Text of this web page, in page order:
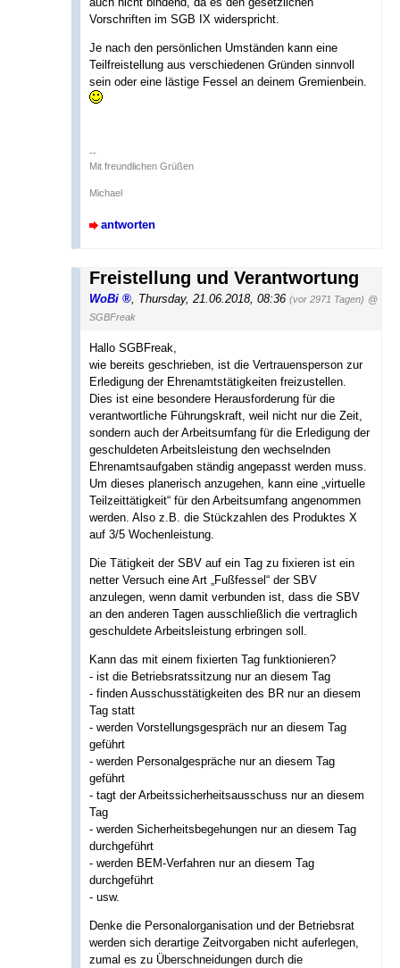
Vorschriften im SGB IX widerspricht.
Je nach den persönlichen Umständen kann eine
Teilfreistellung aus verschiedenen Gründen sinnvoll
sein oder eine lästige Fessel an deinem Gremienbein.
--
Mit freundlichen Grüßen
Michael
antworten
Freistellung und Verantwortung
WoBi Thursday, 21.06.2018, 08:36 (vor 2971 Tagen) @
SGBFreak
Hallo SGBFreak,
wie bereits geschrieben, ist die Vertrauensperson zur
Erledigung der Ehrenamtstätigkeiten freizustellen.
Dies ist eine besondere Herausforderung für die
verantwortliche Führungskraft, weil nicht nur die Zeit,
sondern auch der Arbeitsumfang für die Erledigung der
geschuldeten Arbeitsleistung den wechselnden
Ehrenamtsaufgaben ständig angepasst werden muss.
Um dieses planerisch anzugehen, kann eine „virtuelle
Teilzeittätigkeit“ für den Arbeitsumfang angenommen
werden. Also z.B. die Stückzahlen des Produktes X
auf 3/5 Wochenleistung.
Die Tätigkeit der SBV auf ein Tag zu fixieren ist ein
netter Versuch eine Art „Fußfessel“ der SBV
anzulegen, wenn damit verbunden ist, dass die SBV
an den anderen Tagen ausschließlich die vertraglich
geschuldete Arbeitsleistung erbringen soll.
Kann das mit einem fixierten Tag funktionieren?
- ist die Betriebsratssitzung nur an diesem Tag
- finden Ausschusstätigkeiten des BR nur an diesem
Tag statt
- werden Vorstellungsgespräch nur an diesem Tag
geführt
- werden Personalgespräche nur an diesem Tag
geführt
- tagt der Arbeitssicherheitsausschuss nur an diesem
Tag
- werden Sicherheitsbegehungen nur an diesem Tag
durchgeführt
- werden BEM-Verfahren nur an diesem Tag
durchgeführt
- usw.
Denke die Personalorganisation und der Betriebsrat
werden sich derartige Zeitvorgaben nicht auferlegen,
zumal es zu Überschneidungen durch die